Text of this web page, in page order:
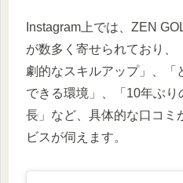
Instagram上では、ZEN
が数多く寄せられており、
劇的なスキルアップ」、「
できる環境」、「10年ぶ
長」など、具体的な口コミ
ビスが伺えます。